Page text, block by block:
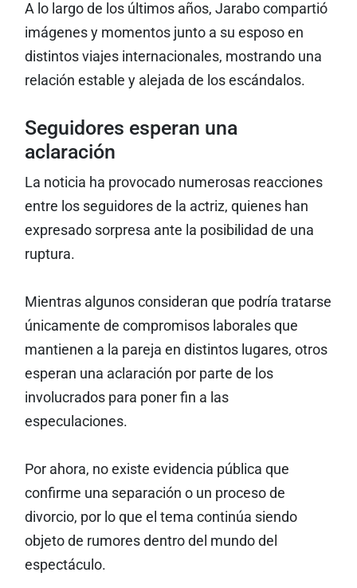
A lo largo de los últimos años, Jarabo compartió
imágenes y momentos junto a su esposo en
distintos viajes internacionales, mostrando una
relación estable y alejada de los escándalos.
Seguidores esperan una
aclaración
La noticia ha provocado numerosas reacciones
entre los seguidores de la actriz, quienes han
expresado sorpresa ante la posibilidad de una
ruptura.
Mientras algunos consideran que podría tratarse
únicamente de compromisos laborales que
mantienen a la pareja en distintos lugares, otros
esperan una aclaración por parte de los
involucrados para poner fin a las
especulaciones.
Por ahora, no existe evidencia pública que
confirme una separación o un proceso de
divorcio, por lo que el tema continúa siendo
objeto de rumores dentro del mundo del
espectáculo.